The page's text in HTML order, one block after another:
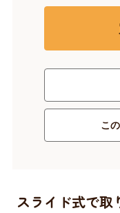
こ
スライド式で取